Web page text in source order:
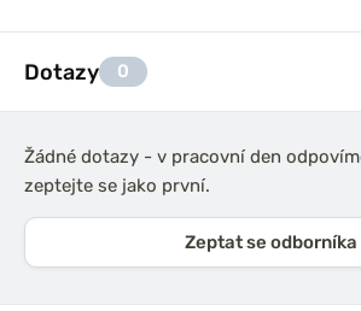
Dotazy 0
Žádné dotazy - v pracovní den
zeptejte se jako první.
Zeptat se odborníka